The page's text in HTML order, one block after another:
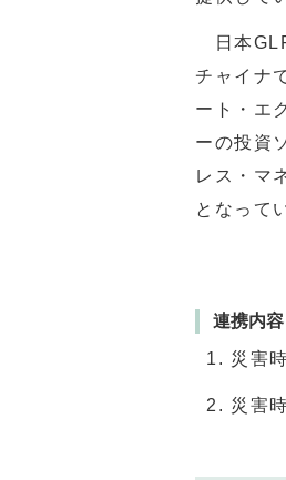
日本
チャイナ
ート・エ
ーの投資
レス・マ
となって
連携内容
災害
災害